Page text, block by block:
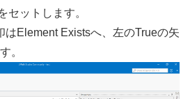
セットします。
はElement Existsへ、左のTrueの矢
。